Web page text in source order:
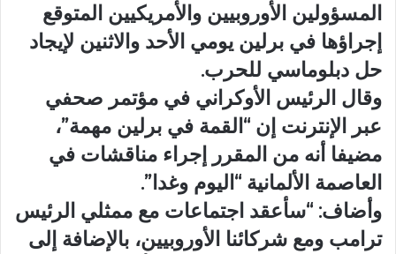
المسؤولين الأوروبيين والأمريكيين المتوقع
إجراؤها في برلين يومي الأحد والاثنين لإيجاد
حل دبلوماسي للحرب.
وقال الرئيس الأوكراني في مؤتمر صحفي
عبر الإنترنت إن “القمة في برلين مهمة”،
مضيفا أنه من المقرر إجراء مناقشات في
العاصمة الألمانية “اليوم وغدا”.
وأضاف: “سأعقد اجتماعات مع ممثلي الرئيس
ترامب ومع شركائنا الأوروبيين، بالإضافة إلى